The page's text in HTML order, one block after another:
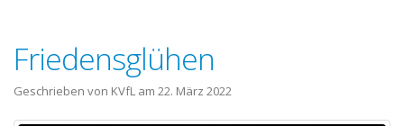
Friedensglühen
Geschrieben von KVfL am 22. März 2022